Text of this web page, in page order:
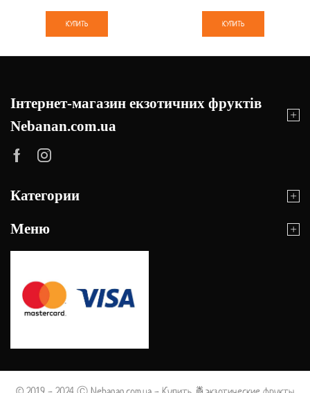
КУПИТЬ КУПИТЬ
Інтернет-магазин екзотичних фруктів
Nebanan.com.ua
Категории
Меню